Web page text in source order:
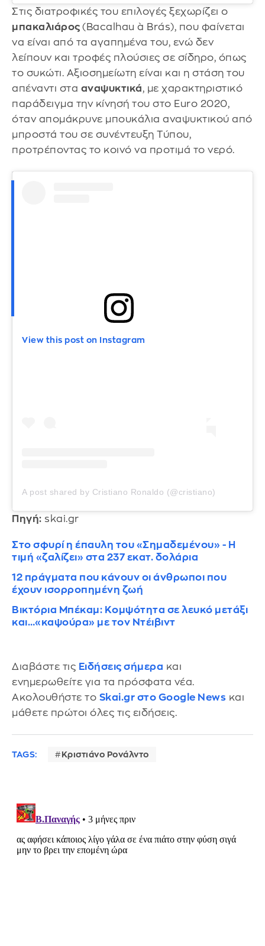
Στις διατροφικές του επιλογές ξεχωρίζει ο
μπακαλιάρος (Bacalhau à Brás), που φαίνεται
να είναι από τα αγαπημένα του, ενώ δεν
λείπουν και τροφές πλούσιες σε σίδηρο, όπως
το συκώτι. Αξιοσημείωτη είναι και η στάση του
απέναντι στα αναψυκτικά, με χαρακτηριστικό
παράδειγμα την κίνησή του στο Euro 2020,
όταν απομάκρυνε μπουκάλια αναψυκτικού από
μπροστά του σε συνέντευξη Τύπου,
προτρέποντας το κοινό να προτιμά το νερό.
View this post on Instagram
A post shared by Cristiano Ronaldo (@cristiano)
Πηγή: skai.gr
Στο σφυρί η έπαυλη του «Σημαδεμένου» - Η
τιμή «ζαλίζει» στα 237 εκατ. δολάρια
12 πράγματα που κάνουν οι άνθρωποι που
έχουν ισορροπημένη ζωή
Βικτόρια Μπέκαμ: Κομψότητα σε λευκό μετάξι
και…«καψούρα» με τον Ντέιβιντ
Διαβάστε τις Ειδήσεις σήμερα και
ενημερωθείτε για τα πρόσφατα νέα.
Ακολουθήστε το Skai.gr στο Google News και
μάθετε πρώτοι όλες τις ειδήσεις.
TAGS: Κριστιάνο Ρονάλντο